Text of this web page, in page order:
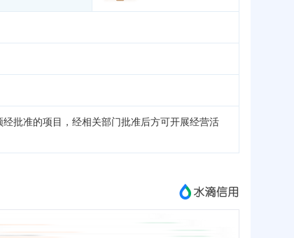
批准的项目，经相关部门批准后方可开展经营活